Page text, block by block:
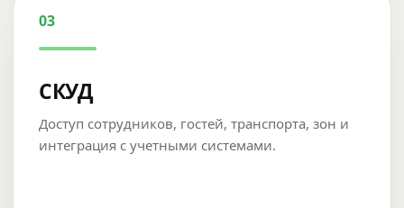
03
СКУД
Доступ сотрудников, гостей, транспорта, зон и
интеграция с учетными системами.